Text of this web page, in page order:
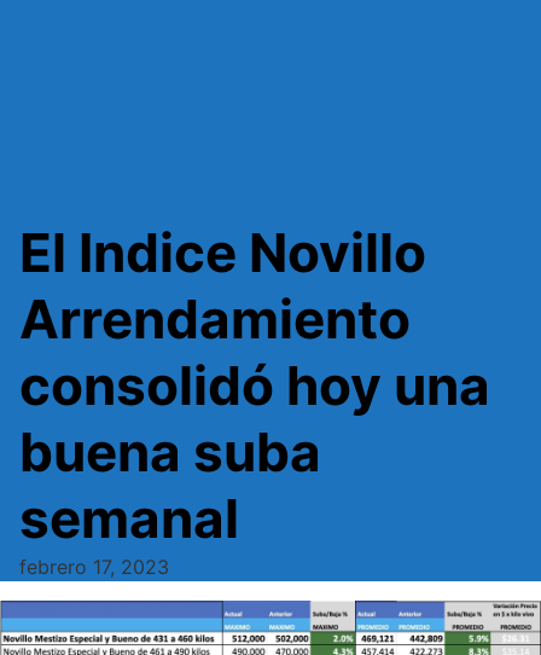
El Indice Novillo
Arrendamiento
consolidó hoy una
buena suba
semanal
febrero 17, 2023